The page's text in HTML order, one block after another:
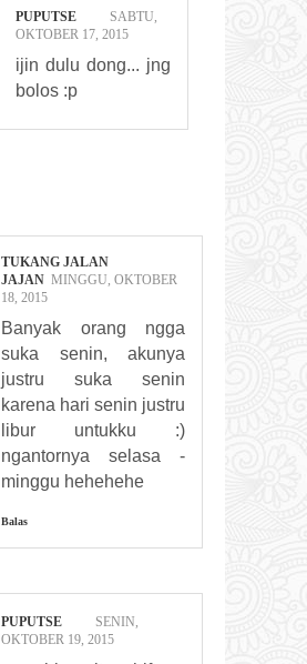
PUPUTSE
SABTU,
OKTOBER 17, 2015
ijin dulu dong... jng
bolos :p
TUKANG JALAN
JAJAN MINGGU, OKTOBER
18, 2015
Banyak orang ngga
suka senin, akunya
justru suka senin
karena hari senin justru
libur untukku :)
ngantornya selasa -
minggu hehehehe
Balas
PUPUTSE
SENIN,
OKTOBER 19, 2015